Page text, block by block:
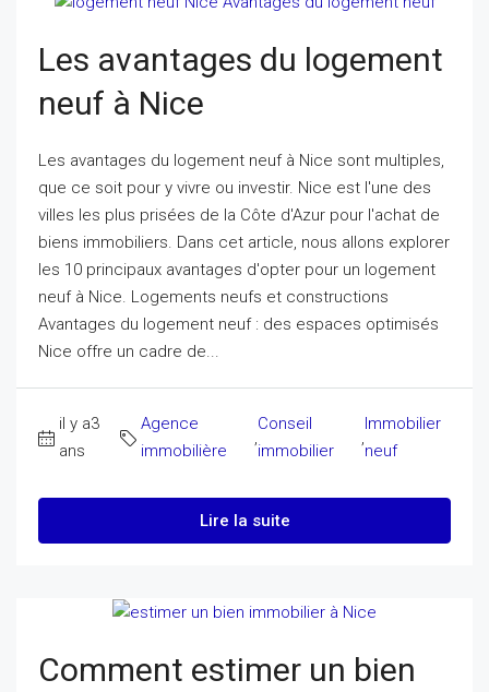
Les avantages du logement
neuf à Nice
Les avantages du logement neuf à Nice sont multiples,
que ce soit pour y vivre ou investir. Nice est l'une des
villes les plus prisées de la Côte d'Azur pour l'achat de
biens immobiliers. Dans cet article, nous allons explorer
les 10 principaux avantages d'opter pour un logement
neuf à Nice. Logements neufs et constructions
Avantages du logement neuf : des espaces optimisés
Nice offre un cadre de...
il y a3
ans
Agence
immobilière
,
Conseil
immobilier
,
Immobilier
neuf
Lire la suite
Comment estimer un bien